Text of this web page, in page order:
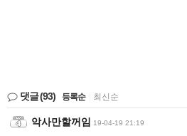
댓글(93) 등록순 최신순
악사만할꺼임 19-04-19 21:19